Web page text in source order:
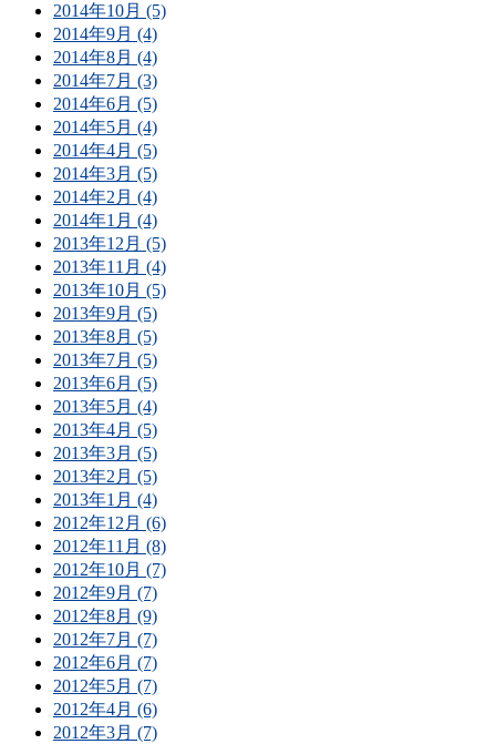
2014年10月 (5)
2014年9月 (4)
2014年8月 (4)
2014年7月 (3)
2014年6月 (5)
2014年5月 (4)
2014年4月 (5)
2014年3月 (5)
2014年2月 (4)
2014年1月 (4)
2013年12月 (5)
2013年11月 (4)
2013年10月 (5)
2013年9月 (5)
2013年8月 (5)
2013年7月 (5)
2013年6月 (5)
2013年5月 (4)
2013年4月 (5)
2013年3月 (5)
2013年2月 (5)
2013年1月 (4)
2012年12月 (6)
2012年11月 (8)
2012年10月 (7)
2012年9月 (7)
2012年8月 (9)
2012年7月 (7)
2012年6月 (7)
2012年5月 (7)
2012年4月 (6)
2012年3月 (7)